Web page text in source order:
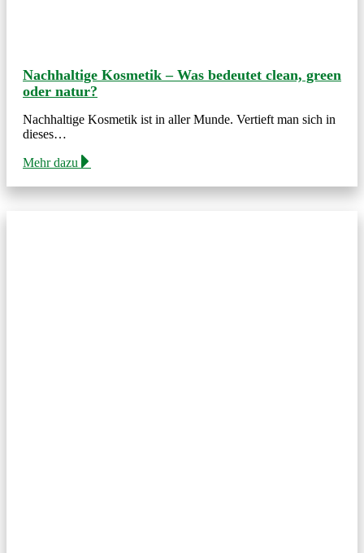
Nachhaltige Kosmetik – Was bedeutet clean, green
oder natur?
Nachhaltige Kosmetik ist in aller Munde. Vertieft man sich in
dieses…
Mehr dazu